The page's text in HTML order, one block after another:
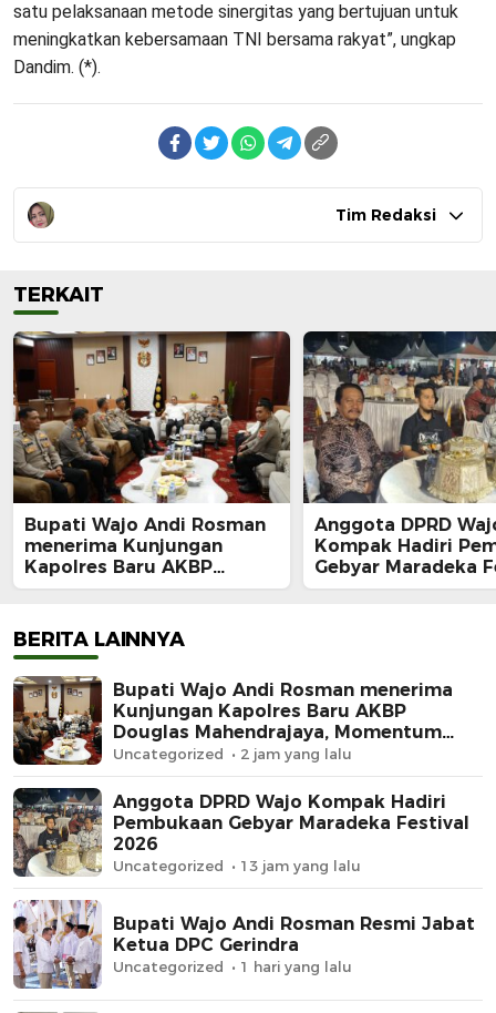
satu pelaksanaan metode sinergitas yang bertujuan untuk
meningkatkan kebersamaan TNI bersama rakyat”, ungkap
Dandim. (*).
Tim Redaksi
TERKAIT
Bupati Wajo Andi Rosman
menerima Kunjungan
Kapolres Baru AKBP
Douglas Mahendrajaya,
Sinergi
Anggota DPRD
Kompak Hadiri
Gebyar Maradeka
2026
BERITA LAINNYA
Bupati Wajo Andi Rosman menerima
Kunjungan Kapolres Baru AKBP
Douglas Mahendrajaya, Momentum
Memperkuat Sinergi
Uncategorized 2 jam yang lalu
Anggota DPRD Wajo Kompak Hadiri
Pembukaan Gebyar Maradeka Festival
2026
Uncategorized 13 jam yang lalu
Bupati Wajo Andi Rosman Resmi Jabat
Ketua DPC Gerindra
Uncategorized 1 hari yang lalu